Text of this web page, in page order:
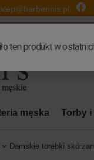
męska Torby i
Damskie torebki